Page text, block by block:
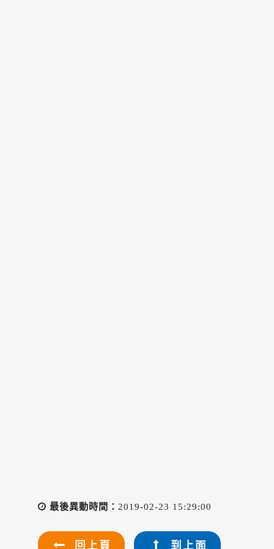
最後異動時間： 2019-02-23 15:29:00
回上頁 到上面